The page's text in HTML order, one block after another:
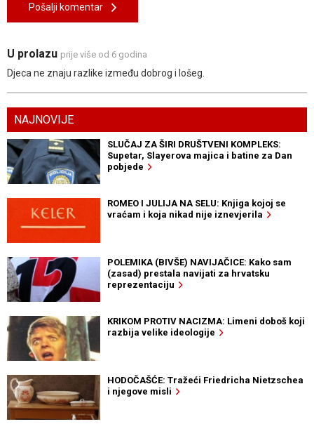
Pošalji komentar
U prolazu prije više od 6 godina
Djeca ne znaju razlike između dobrog i lošeg.
NAJNOVIJE
SLUČAJ ZA ŠIRI DRUŠTVENI KOMPLEKS:
Supetar, Slayerova majica i batine za Dan
pobjede
ROMEO I JULIJA NA SELU: Knjiga kojoj se
vraćam i koja nikad nije iznevjerila
POLEMIKA (BIVŠE) NAVIJAČICE: Kako sam
(zasad) prestala navijati za hrvatsku
reprezentaciju
KRIKOM PROTIV NACIZMA: Limeni doboš koji
razbija velike ideologije
HODOČAŠĆE: Tražeći Friedricha Nietzschea
i njegove misli